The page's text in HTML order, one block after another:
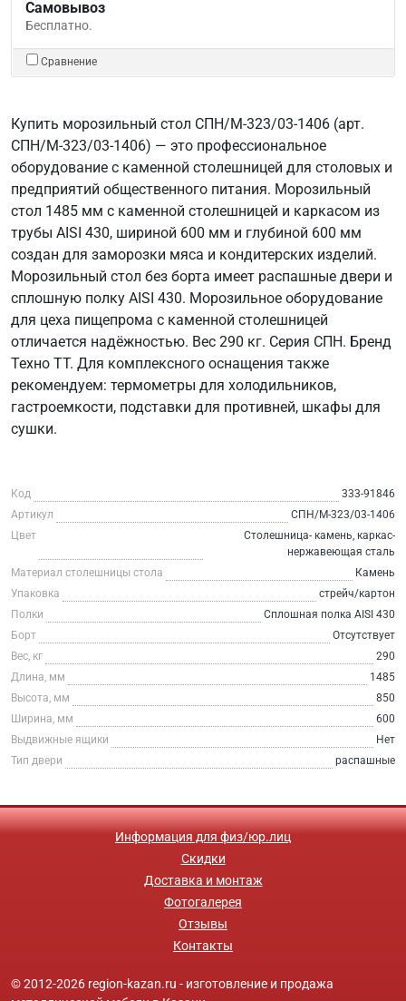
Самовывоз
Бесплатно.
Сравнение
Купить морозильный стол СПН/М-323/03-1406 (арт.
СПН/М-323/03-1406) — это профессиональное
оборудование с каменной столешницей для столовых и
предприятий общественного питания. Морозильный
стол 1485 мм с каменной столешницей и каркасом из
трубы AISI 430, шириной 600 мм и глубиной 600 мм
создан для заморозки мяса и кондитерских изделий.
Морозильный стол без борта имеет распашные двери и
сплошную полку AISI 430. Морозильное оборудование
для цеха пищепрома с каменной столешницей
отличается надёжностью. Вес 290 кг. Серия СПН. Бренд
Техно ТТ. Для комплексного оснащения также
рекомендуем: термометры для холодильников,
гастроемкости, подставки для противней, шкафы для
сушки.
Код
333-91846
Артикул
СПН/М-323/03-1406
Цвет
Столешница- камень, каркас-
нержавеющая сталь
Материал столешницы стола
Камень
Упаковка
стрейч/картон
Полки
Сплошная полка AISI 430
Борт
Отсутствует
Вес, кг
290
Длина, мм
1485
Высота, мм
850
Ширина, мм
600
Выдвижные ящики
Нет
Тип двери
распашные
Информация для физ/юр.лиц
Скидки
Доставка и монтаж
Фотогалерея
Отзывы
Контакты
© 2012-2026 region-kazan.ru - изготовление и продажа